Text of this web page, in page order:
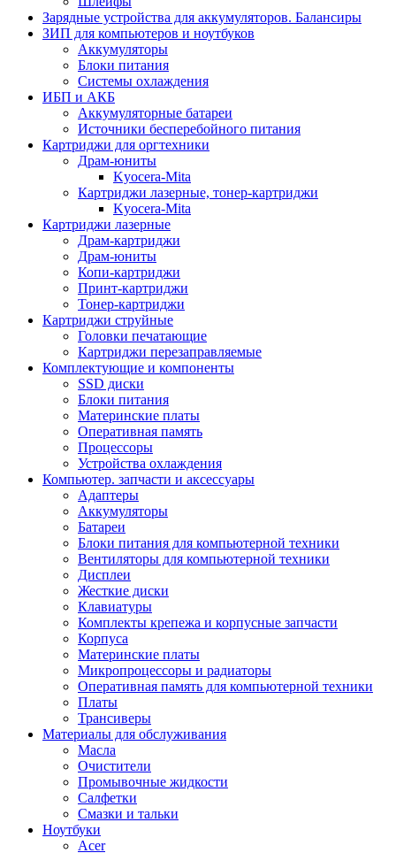
Зарядные устройства для аккумуляторов. Балансиры
ЗИП для компьютеров и ноутбуков
Аккумуляторы
Блоки питания
Системы охлаждения
ИБП и АКБ
Аккумуляторные батареи
Источники бесперебойного питания
Картриджи для оргтехники
Драм-юниты
Kyocera-Mita
Картриджи лазерные, тонер-картриджи
Kyocera-Mita
Картриджи лазерные
Драм-картриджи
Драм-юниты
Копи-картриджи
Принт-картриджи
Тонер-картриджи
Картриджи струйные
Головки печатающие
Картриджи перезаправляемые
Комплектующие и компоненты
SSD диски
Блоки питания
Материнские платы
Оперативная память
Процессоры
Устройства охлаждения
Компьютер. запчасти и аксессуары
Адаптеры
Аккумуляторы
Батареи
Блоки питания для компьютерной техники
Вентиляторы для компьютерной техники
Дисплеи
Жесткие диски
Клавиатуры
Комплекты крепежа и корпусные запчасти
Корпуса
Материнские платы
Микропроцессоры и радиаторы
Оперативная память для компьютерной техники
Платы
Трансиверы
Материалы для обслуживания
Масла
Очистители
Промывочные жидкости
Салфетки
Смазки и тальки
Ноутбуки
Acer